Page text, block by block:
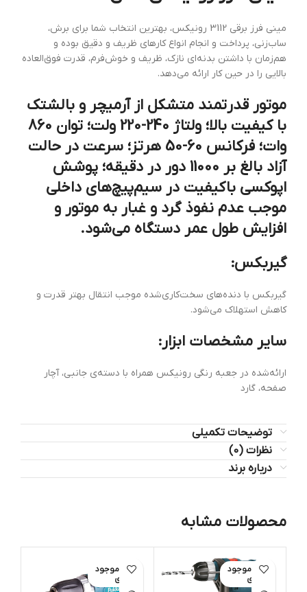
مینی ‌فرز برقی 3112 رونیکس، بهترین انتخاب شما برای برش‌،
ساب‌زنی، پرداخت و انجام انواع کارهای ظریف و دقیق بوده و
هم‌زمان با داشتن بدنه‌ای نازک، ظریف و خوش‌فرم، قدرت فوق‌العاده
بالایی را در حین کار ارائه می‌دهد.
موتور قدرتمند متشکل از آرمیچر و بالشتک
با کیفیت بالا؛ ولتاژ 240-220 ولت؛ توان 860
وات؛ فرکانس 60-50 هرتز؛ سرعت در حالت
آزاد بالغ بر 11000 دور در دقیقه؛ پوشش
اپوکسی باکیفیت در سیم‌پیچ‌های داخلی
موجب عدم نفوذ گرد و غبار به موتور و
افزایش طول عمر دستگاه می‌شود.
گیربکس:
گیربکس با دنده‌های سخت‌کاری‌شده موجب انتقال بهتر قدرت و
کاهش استهلاک می‌شود.
سایر مشخصات ابزار:
ارائه‌شده در جعبه رنگی رونیکس همراه با دسته‌ی جانبی، آچار
صفحه، گارد
توضیحات تکمیلی
نظرات (0)
درباره برند
محصولات مشابه
اتمام موجود
ی
اتمام موجود
ی